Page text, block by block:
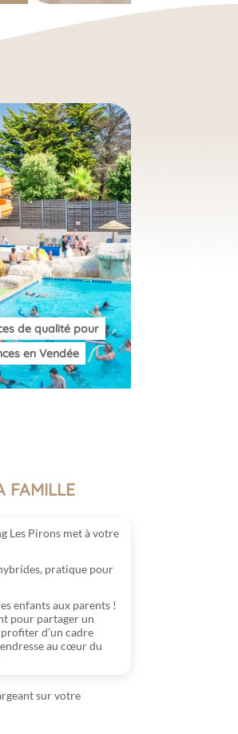
de qualité pour
en Vendée
FAMILLE
Les Pirons met à votre
pratique pour
enfants aux parents !
pour partager un
d’un cadre
au cœur du
sur votre